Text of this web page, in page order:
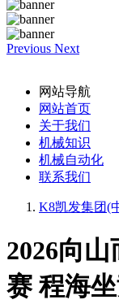
Previous Next
网站导航
网站首页
关于我们
机械知识
机械自动化
联系我们
K8凯发集团(
2026向
赛 程海